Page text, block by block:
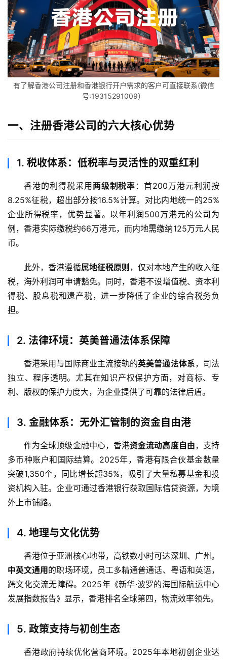
有了解香港公司注册和香港银行开户需求的客户可直接联系(微信
号:19315291009）
一、注册香港公司的六大核心优势
1. 税收体系：低税率与灵活性的双重红利
香港的利得税采用 两级制税率 ：首200万港元利润按
8.25%征税，超出部分按16.5%计算。对比内地统一的25%
企业所得税率，优势显著。以年利润500万港元的公司为
例，香港实际缴税约66万港元，而内地需缴纳125万元人民
币。
此外，香港遵循属地征税原则 ，仅对本地产生的收入征
税，海外利润可申请豁免。同时，香港不设增值税、资本利
得税、股息税和遗产税，进一步降低了企业的综合税务负
担。
2. 法律环境：英美普通法体系保障
香港采用与国际商业主流接轨的英美普通法体系，司法
独立、程序透明。尤其在知识产权保护方面，对商标、专
利、版权的保护力度大，为企业提供了可靠的法律后盾。
3. 金融体系：无外汇管制的资金自由港
作为全球顶级金融中心，香港资金流动高度自由，支持
多币种账户和国际结算。2025年，香港有限合伙基金数量
突破1,350个，同比增长超35%，吸引了大量私募基金和投
资机构入驻。企业可通过香港银行获取国际信贷资源，为境
外上市铺路。
4. 地理与文化优势
香港位于亚洲核心地带，高铁数小时可达深圳、广州。
中英文通用的职场环境，员工多精通普通话、粤语和英语，
跨文化交流无障碍。2025年《新华·波罗的海国际航运中心
发展指数报告》显示，香港排名全球第四，物流效率领先。
5. 政策支持与初创生态
香港政府持续优化营商环境。2025年本地初创企业达